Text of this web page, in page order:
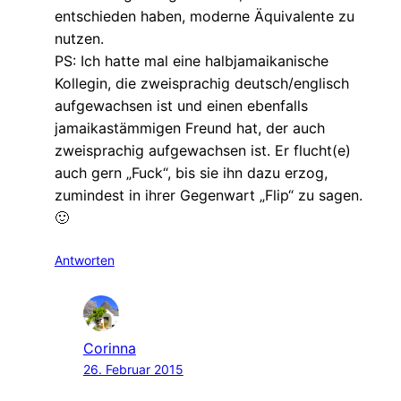
entschieden haben, moderne Äquivalente zu
nutzen.
PS: Ich hatte mal eine halbjamaikanische
Kollegin, die zweisprachig deutsch/englisch
aufgewachsen ist und einen ebenfalls
jamaikastämmigen Freund hat, der auch
zweisprachig aufgewachsen ist. Er flucht(e)
auch gern „Fuck“, bis sie ihn dazu erzog,
zumindest in ihrer Gegenwart „Flip“ zu sagen.
🙂
Antworten
Corinna
26. Februar 2015